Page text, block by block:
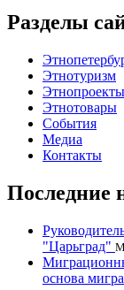
Разделы
Этнотуризм
Этнопроекты
Этнотовары
События
Медиа
Контакты
Последние
"Царьград"
основа